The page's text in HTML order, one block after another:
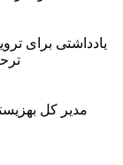
یادداشتی برای